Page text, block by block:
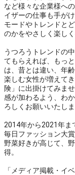
など様々な企業様へ
イザーの仕事も手が
モードやトレンドと
のかをやさしく楽し
うつろうトレンドの
てもらえれば、もっ
は、昔とは違い、年
楽しむ女性が増えて
険」に出掛けてみま
感が加わるよう、わ
ろしくお願いいたしま
2014年から2021年ま
毎日ファッション大賞
野菜好きが高じて、
得。
「メディア掲載・イ